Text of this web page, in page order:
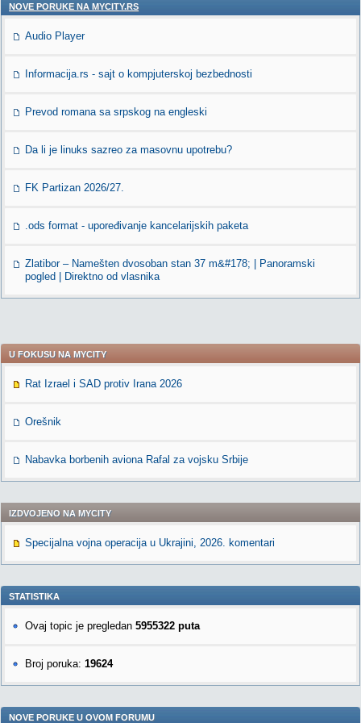
NOVE PORUKE NA MYCITY.RS
Audio Player
Informacija.rs - sajt o kompjuterskoj bezbednosti
Prevod romana sa srpskog na engleski
Da li je linuks sazreo za masovnu upotrebu?
FK Partizan 2026/27.
.ods format - upoređivanje kancelarijskih paketa
Zlatibor – Namešten dvosoban stan 37 m&#178; | Panoramski
pogled | Direktno od vlasnika
U FOKUSU NA MYCITY
Rat Izrael i SAD protiv Irana 2026
Orešnik
Nabavka borbenih aviona Rafal za vojsku Srbije
IZDVOJENO NA MYCITY
Specijalna vojna operacija u Ukrajini, 2026. komentari
STATISTIKA
Ovaj topic je pregledan 5955322 puta
Broj poruka: 19624
NOVE PORUKE U OVOM FORUMU